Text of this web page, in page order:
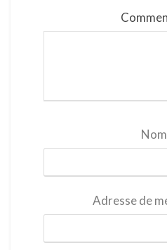
Nom
Adresse de